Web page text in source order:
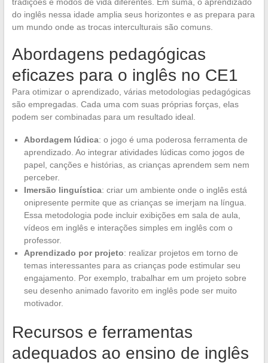
do inglês nessa idade amplia seus horizontes e as prepara para
um mundo onde as trocas interculturais são comuns.
Abordagens pedagógicas
eficazes para o inglês no CE1
Para otimizar o aprendizado, várias metodologias pedagógicas
são empregadas. Cada uma com suas próprias forças, elas
podem ser combinadas para um resultado ideal.
Abordagem lúdica: o jogo é uma poderosa ferramenta de
aprendizado. Ao integrar atividades lúdicas como jogos de
papel, canções e histórias, as crianças aprendem sem nem
perceber.
Imersão linguística: criar um ambiente onde o inglês está
onipresente permite que as crianças se imerjam na língua.
Essa metodologia pode incluir exibições em sala de aula,
vídeos em inglês e interações simples em inglês com o
professor.
Aprendizado por projeto: realizar projetos em torno de
temas interessantes para as crianças pode estimular seu
engajamento. Por exemplo, trabalhar em um projeto sobre
seu desenho animado favorito em inglês pode ser muito
motivador.
Recursos e ferramentas
adequados ao ensino de inglês